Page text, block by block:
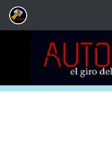
Saltar al contenido